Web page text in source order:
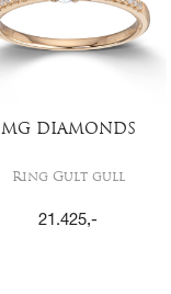
MG DIAMONDS
Ring Gult gull
21.425,-